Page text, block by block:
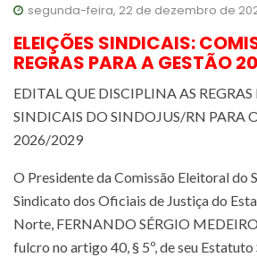
segunda-feira, 22 de dezembro de
ELEIÇÕES SINDICAIS:
REGRAS PARA A GESTÃO
EDITAL QUE DISCIPLINA AS REGRAS
SINDICAIS DO SINDOJUS/RN PARA
2026/2029
O Presidente da Comissão Eleitoral do
Sindicato dos Oficiais de Justiça do
Norte, FERNANDO SÉRGIO
fulcro no artigo 40, § 5º, de seu Estatuto